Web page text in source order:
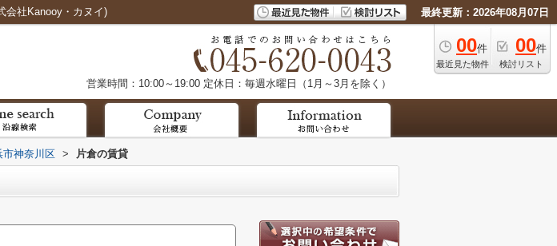
会社Kanooy・カヌイ) 最終更新：2026年08月07日
00件
最近見た物件
00件
検討リスト
営業時間：10:00～19:00 定休日：毎週水曜日（1月～3月を除く）
市神奈川区 > 片倉の賃貸